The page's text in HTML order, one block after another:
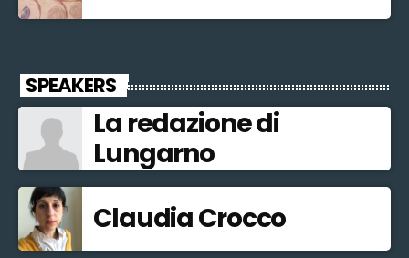
SPEAKERS
La redazione di
Lungarno
Claudia Crocco